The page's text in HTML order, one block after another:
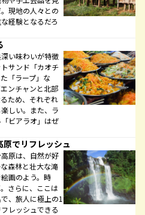
現地の人々との
経験となるだろ
い味わいが特徴
サンド「カオチ
「ラープ」な
ンチャンと北部
ため、それぞれ
しい。また、ラ
ビアラオ」はぜ
でリフレッシュ
原は、自然が好
森林と壮大な滝
画のよう。時
さらに、ここは
、旅人に極上の1
レッシュできる